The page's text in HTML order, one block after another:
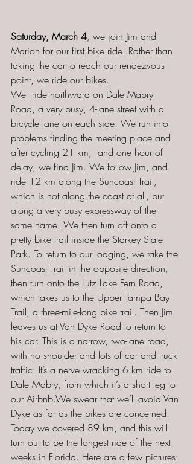
Saturday, March 4, we join Jim and
Marion for our first bike ride. Rather than
taking the car to reach our rendezvous
point, we ride our bikes.
We  ride northward on Dale Mabry
Road, a very busy, 4-lane street with a
bicycle lane on each side. We run into
problems finding the meeting place and
after cycling 21 km,  and one hour of
delay, we find Jim. We follow Jim, and
ride 12 km along the Suncoast Trail,
which is not along the coast at all, but
along a very busy expressway of the
same name. We then turn off onto a
pretty bike trail inside the Starkey State
Park. To return to our lodging, we take the
Suncoast Trail in the opposite direction,
then turn onto the Lutz Lake Fern Road,
which takes us to the Upper Tampa Bay
Trail, a three-mile-long bike trail. Then Jim
leaves us at Van Dyke Road to return to
his car. This is a narrow, two-lane road,
with no shoulder and lots of car and truck
traffic. It’s a nerve wracking 6 km ride to
Dale Mabry, from which it’s a short leg to
our Airbnb.We swear that we’ll avoid Van
Dyke as far as the bikes are concerned.
Today we covered 89 km, and this will
turn out to be the longest ride of the next
weeks in Florida. Here are a few pictures: